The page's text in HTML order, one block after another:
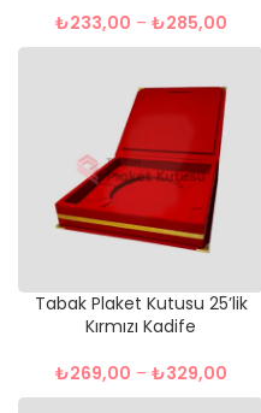
₺233,00 – ₺285,00
Tabak Plaket Kutusu 25’lik
Kırmızı Kadife
₺269,00 – ₺329,00